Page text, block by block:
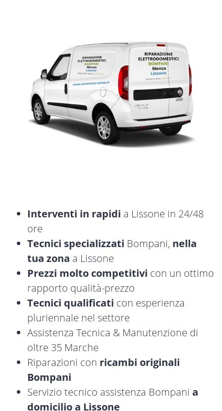
Interventi in rapidi a Lissone in 24/48
ore
Tecnici specializzati Bompani, nella
tua zona a Lissone
Prezzi molto competitivi con un ottimo
rapporto qualità-prezzo
Tecnici qualificati con esperienza
pluriennale nel settore
Assistenza Tecnica & Manutenzione di
oltre 35 Marche
Riparazioni con ricambi originali
Bompani
Servizio tecnico assistenza Bompani a
domicilio a Lissone